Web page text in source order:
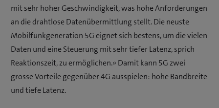
mit sehr hoher Geschwindigkeit, was hohe Anforderungen
an die drahtlose Datenübermittlung stellt. Die neuste
Mobilfunkgeneration 5G eignet sich bestens, um die vielen
Daten und eine Steuerung mit sehr tiefer Latenz, sprich
Reaktionszeit, zu ermöglichen.» Damit kann 5G zwei
grosse Vorteile gegenüber 4G ausspielen: hohe Bandbreite
und tiefe Latenz.